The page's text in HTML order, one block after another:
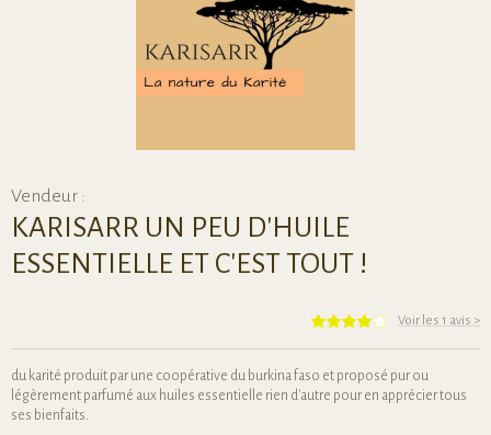
Vendeur :
KARISARR UN PEU D'HUILE
ESSENTIELLE ET C'EST TOUT !
Voir les 1 avis >
du karité produit par une coopérative du burkina faso et proposé pur ou
légèrement parfumé aux huiles essentielle rien d'autre pour en apprécier tous
ses bienfaits.